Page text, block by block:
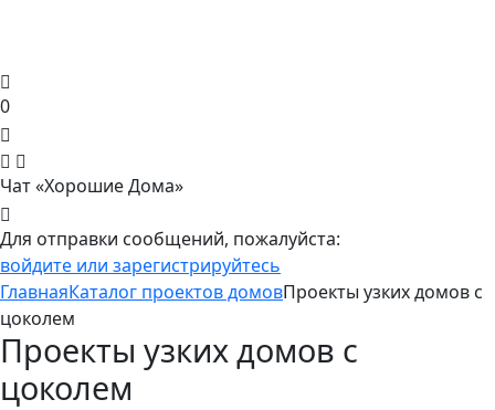
0
Чат «Хорошие Дома»
Для отправки сообщений, пожалуйста:
войдите или зарегистрируйтесь
ГлавнаяКаталог проектов домовПроекты узких домов с
цоколем
Проекты узких домов с
цоколем